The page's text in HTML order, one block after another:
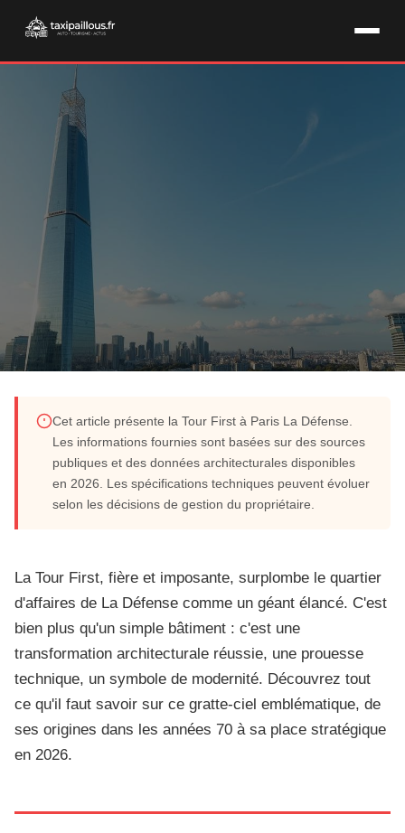
La Tour First à Paris La Défense : tout
savoir sur ce géant
Juillet 2026
Cet article présente la Tour First à Paris La Défense.
Les informations fournies sont basées sur des sources
publiques et des données architecturales disponibles
en 2026. Les spécifications techniques peuvent évoluer
selon les décisions de gestion du propriétaire.
La Tour First, fière et imposante, surplombe le quartier
d'affaires de La Défense comme un géant élancé. C'est
bien plus qu'un simple bâtiment : c'est une
transformation architecturale réussie, une prouesse
technique, un symbole de modernité. Découvrez tout
ce qu'il faut savoir sur ce gratte-ciel emblématique, de
ses origines dans les années 70 à sa place stratégique
en 2026.